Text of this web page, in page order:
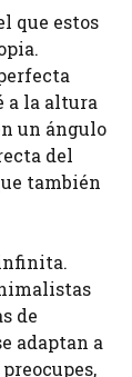
que estos
a la altura
un ángulo
del
también
de
adaptan a